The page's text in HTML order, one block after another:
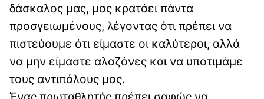
δάσκαλος μας, μας κρατάει πάντα
προσγειωμένους, λέγοντας ότι πρέπει να
πιστεύουμε ότι είμαστε οι καλύτεροι, αλλά
να μην είμαστε αλαζόνες και να υποτιμάμε
τους αντιπάλους μας.